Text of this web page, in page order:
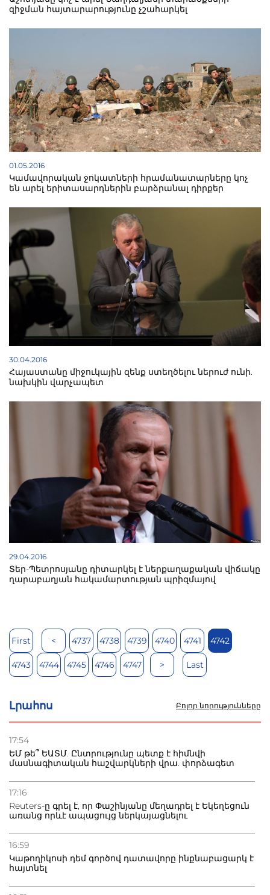
զիջման հայտարարությունը չշահարկել
01.05.2016
Կամավորական ջոկատների հրամանատարները կոչ
են արել երիտասարդներին բարձրանալ դիրքեր
30.04.2016
Հայաստանը միջուկային զենք ստեղծելու ներուժ ունի.
նախկին վարչապետ
29.04.2016
Տեր-Պետրոսյանը դիտարկել է ներքաղաքական վիճակը
ղարաբաղյան հակամարտության պրիզմայով
First < 4737 4738 4739 4740 4741 4742
4743 4744 4745 4746 4747 > Last
Լրահոս Բոլոր նորությունները
17:54
ԵՄ թե՞ ԵԱՏՄ. Ընտրությունը պետք է հիմնվի
մասնագիտական հաշվարկների վրա. փորձագետ
17:16
Reuters-ը գրել է, որ Փաշինյանը մեղադրել է Եկեղեցուն
առանց որևէ ապացույց ներկայացնելու
16:59
Կաթողիկոսի դեմ գործով դատավորը ինքնաբացարկ է
հայտնել